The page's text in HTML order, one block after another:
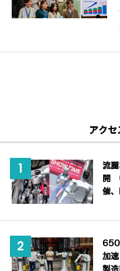
アクセ
流
開
催
650
加